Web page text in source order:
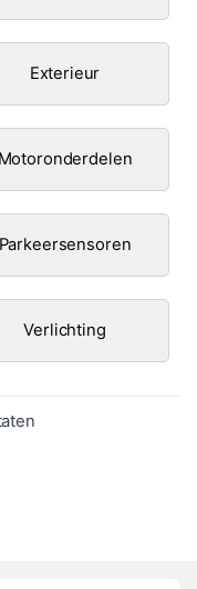
Exterieur
Motoronderdelen
Parkeersensoren
Verlichting
Gesorteerd op